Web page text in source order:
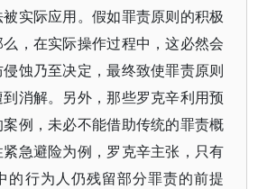
实际应用。假如罪责原则的积极
，在实际操作过程中，这必然会
蚀乃至决定，最终致使罪责原则
消解。另外，那些罗克辛利用预
例，未必不能借助传统的罪责概
急避险为例，罗克辛主张，只有
的行为人仍残留部分罪责的前提